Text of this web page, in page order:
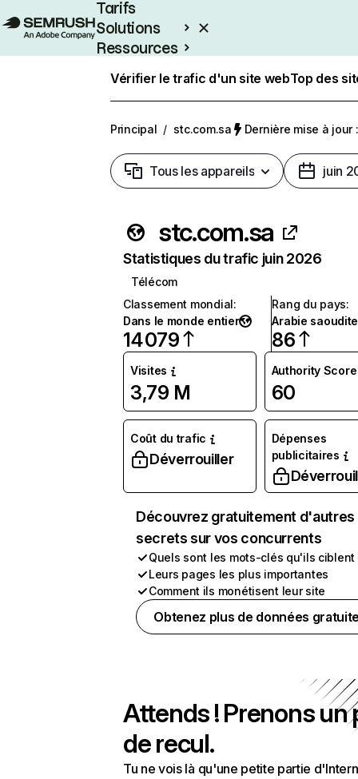
Tarifs
Solutions
Ressources
Vérifier le trafic d'un site webTop des
Principal / stc.com.sa Dernière mise à jour
Tous les appareils juin
stc.com.sa
Statistiques du trafic juin 2026
Télécom
Classement mondial:
Dans le monde entier
14 079
Rang du pays:
Arabie saoudite
86
Visites
3,79 M
Authority Score
60
Coût du trafic
Déverrouiller
Dépenses
publicitaires
Découvrez gratuitement d'autres
secrets sur vos concurrents
Quels sont les mots-clés qu'ils ciblent
Leurs pages les plus importantes
Comment ils monétisent leur site
Obtenez plus de données
Attends ! Prenons un
de recul.
Tu ne vois là qu'une petite partie